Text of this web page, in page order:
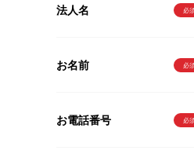
法人名
お名前
お電話番号